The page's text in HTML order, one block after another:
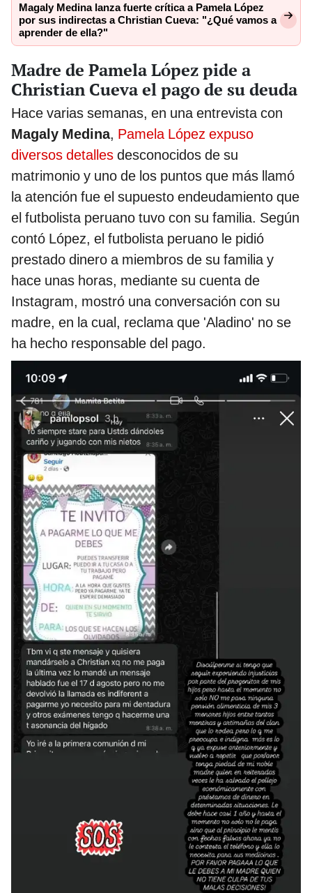
Magaly Medina lanza fuerte crítica a Pamela López
por sus indirectas a Christian Cueva: "¿Qué vamos a
aprender de ella?"
Madre de Pamela López pide a
Christian Cueva el pago de su deuda
Hace varias semanas, en una entrevista con
Magaly Medina, Pamela López expuso
diversos detalles desconocidos de su
matrimonio y uno de los puntos que más llamó
la atención fue el supuesto endeudamiento que
el futbolista peruano tuvo con su familia. Según
contó López, el futbolista peruano le pidió
prestado dinero a miembros de su familia y
hace unas horas, mediante su cuenta de
Instagram, mostró una conversación con su
madre, en la cual, reclama que 'Aladino' no se
ha hecho responsable del pago.